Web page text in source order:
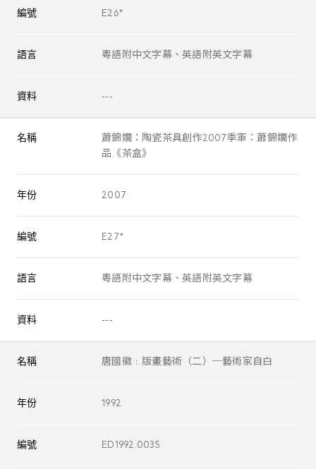
編號 E26*
語言 粵語附中文字幕、英語附英文字幕
資料 ---
名稱
蕭錦嫺：陶瓷茶具創作2007季軍：蕭錦嫺作
品《茶盒》
年份 2007
編號 E27*
語言 粵語附中文字幕、英語附英文字幕
資料 ---
名稱 唐國徽﹕版畫藝術（二）─藝術家自白
年份 1992
編號 ED1992.0035